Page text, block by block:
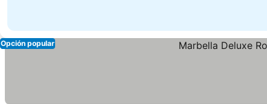
Opción popular